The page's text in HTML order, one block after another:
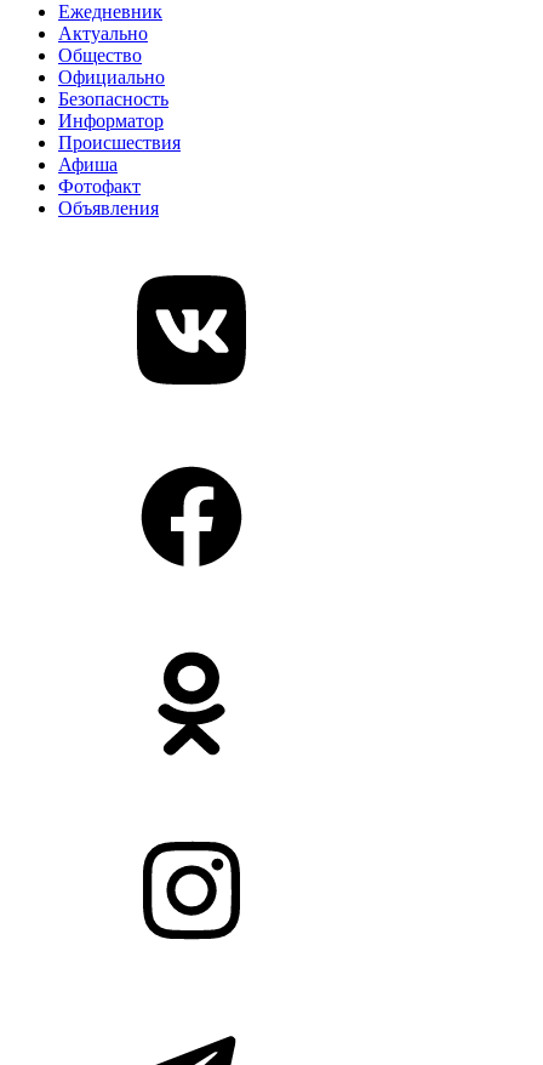
Ежедневник
Актуально
Общество
Официально
Безопасность
Информатор
Происшествия
Афиша
Фотофакт
Объявления